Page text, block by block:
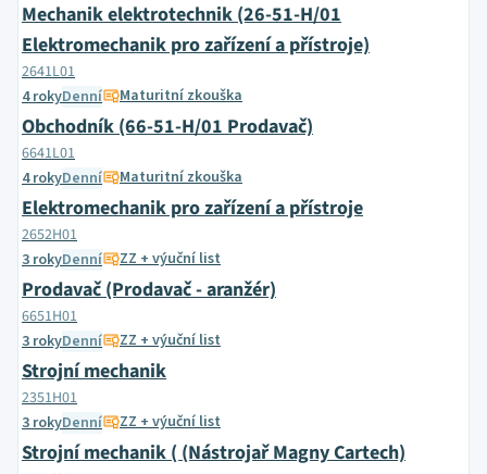
Mechanik elektrotechnik (26-51-H/01
Elektromechanik pro zařízení a přístroje)
2641L01
4 rokyDenní Maturitní zkouška
Obchodník (66-51-H/01 Prodavač)
6641L01
4 rokyDenní Maturitní zkouška
Elektromechanik pro zařízení a přístroje
2652H01
3 rokyDenní ZZ + výuční list
Prodavač (Prodavač - aranžér)
6651H01
3 rokyDenní ZZ + výuční list
Strojní mechanik
2351H01
3 rokyDenní ZZ + výuční list
Strojní mechanik ( (Nástrojař Magny Cartech)